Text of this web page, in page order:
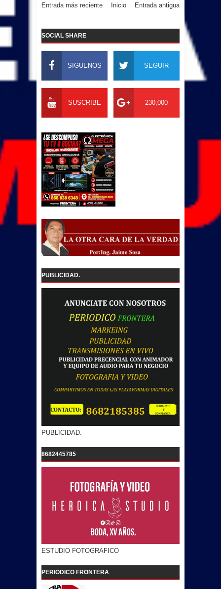
Entrada más reciente Entrada antigua
Inicio
SOCIAL SHARE
SIGUENOS SEGUIR
SUSCRIBE 230,000
PUBLICIDAD.
PUBLICIDAD.
8682445785
ESTUDIO FOTOGRAFICO
PERIODICO FRONTERA